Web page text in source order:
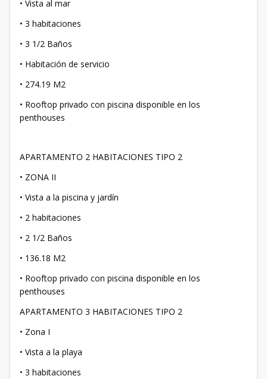
• Vista al mar
• 3 habitaciones
• 3 1/2 Baños
• Habitación de servicio
• 274.19 M2
• Rooftop privado con piscina disponible en los
penthouses
APARTAMENTO 2 HABITACIONES TIPO 2
• ZONA II
• Vista a la piscina y jardín
• 2 habitaciones
• 2 1/2 Baños
• 136.18 M2
• Rooftop privado con piscina disponible en los
penthouses
APARTAMENTO 3 HABITACIONES TIPO 2
• Zona I
• Vista a la playa
• 3 habitaciones